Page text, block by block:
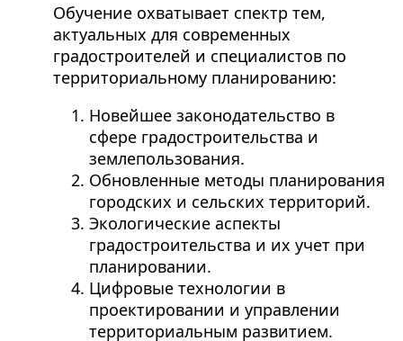
Обучение охватывает спектр тем,
актуальных для современных
градостроителей и специалистов по
территориальному планированию:
Новейшее законодательство в
сфере градостроительства и
землепользования.
Обновленные методы планирования
городских и сельских территорий.
Экологические аспекты
градостроительства и их учет при
планировании.
Цифровые технологии в
проектировании и управлении
территориальным развитием.